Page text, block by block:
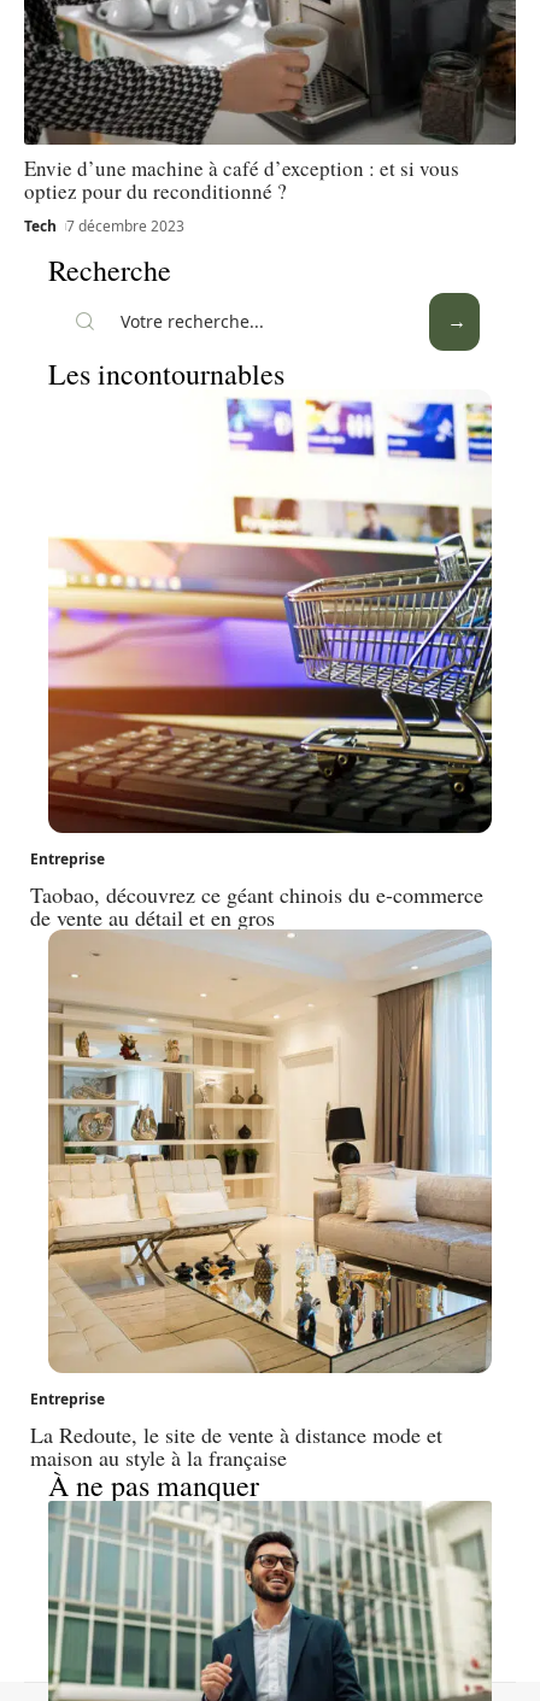
Envie d’une machine à café d’exception : et si vous
optiez pour du reconditionné ?
Tech 7 décembre 2023
Recherche
Les incontournables
Entreprise
Taobao, découvrez ce géant chinois du e-commerce
de vente au détail et en gros
Entreprise
La Redoute, le site de vente à distance mode et
maison au style à la française
À ne pas manquer